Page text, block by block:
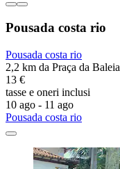
Pousada costa rio
Pousada costa rio
2,2 km da Praça da Baleia
13 €
tasse e oneri inclusi
10 ago - 11 ago
Pousada costa rio